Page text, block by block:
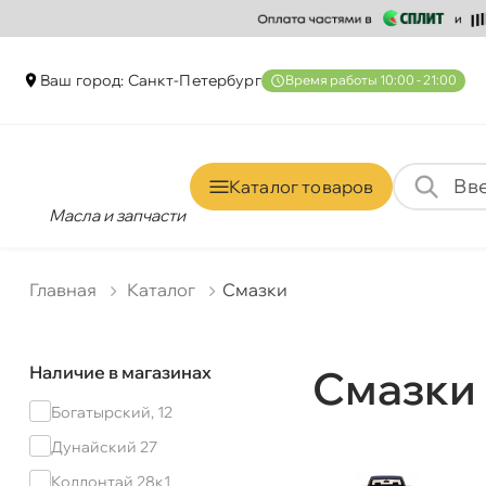
аш город: Санкт-Петербур ремя работы 10:00 - 21:00
Масла и запчасти
Каталог товаро
Главная Катало Смазки
Наличие в магазинах
Богатырский, 12
Дунайский 27
Коллонтай 28к1
Смазки